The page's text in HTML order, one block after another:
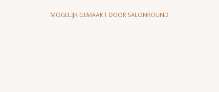
MOGELIJK GEMAAKT DOOR SALONROUND